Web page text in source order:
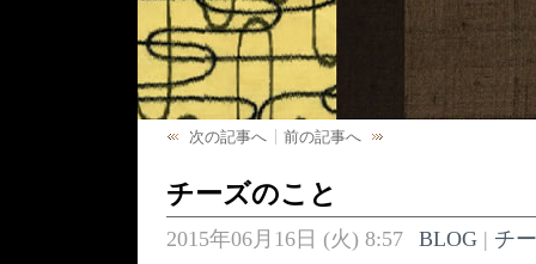
次の記事へ 前の記事へ
チーズのこと
2015年06月16日 (火) 8:57 BLOG| チ